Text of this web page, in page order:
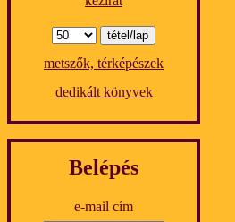
metszők, térképészek
dedikált könyvek
Belépés
e-mail cím